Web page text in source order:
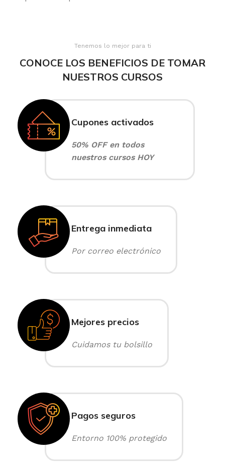
Tenemos lo mejor para ti
CONOCE LOS BENEFICIOS DE TOMAR
NUESTROS CURSOS
Cupones activados
50% OFF en todos
nuestros cursos HOY
Entrega inmediata
Por correo electrónico
Mejores precios
Cuidamos tu bolsillo
Pagos seguros
Entorno 100% protegido